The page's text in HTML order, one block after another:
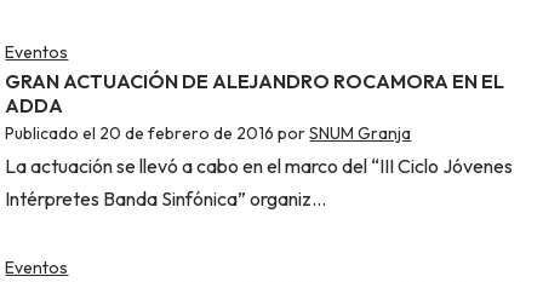
Eventos
GRAN ACTUACIÓN DE ALEJANDRO ROCAMORA EN EL
ADDA
Publicado el 20 de febrero de 2016 porSNUM Granja
La actuación se llevó a cabo en el marco del “III Ciclo Jóvenes
Intérpretes Banda Sinfónica” organiz…
Eventos